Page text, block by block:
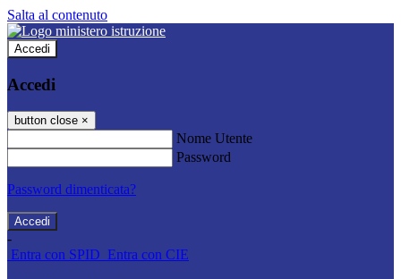
Salta al contenuto
Accedi
Accedi
button close ×
Nome Utente
Password
Password dimenticata?
-
Entra con SPID Entra con CIE